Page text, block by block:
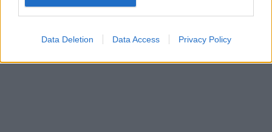
Data Deletion Data Access Privacy Policy
Ordføreren åpner Stovner bad